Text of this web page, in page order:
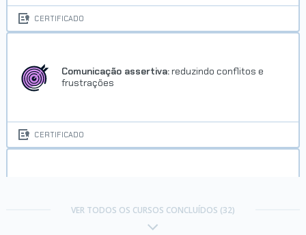
CERTIFICADO
Comunicação assertiva: reduzindo conflitos e
frustrações
CERTIFICADO
VER TODOS OS CURSOS CONCLUÍDOS (32)